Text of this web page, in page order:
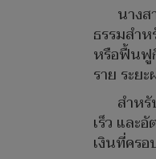
นาง
ธรรมสำ
หรือฟื้นฟู
ราย ระย
สำห
เร็ว และ
เงินที่คร